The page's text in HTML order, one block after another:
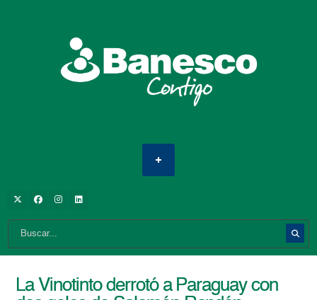
La Vinotinto derrotó a Paraguay con